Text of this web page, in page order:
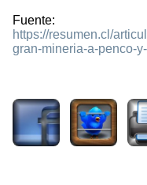
Fuente:
https://resumen.cl/
gran-mineria-a-penco-